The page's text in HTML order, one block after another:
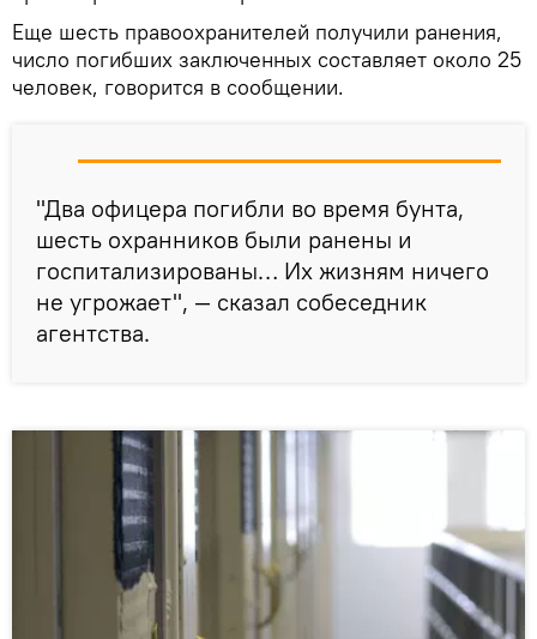
Еще шесть правоохранителей получили ранения,
число погибших заключенных составляет около 25
человек, говорится в сообщении.
"Два офицера погибли во время бунта,
шесть охранников были ранены и
госпитализированы… Их жизням ничего
не угрожает", — сказал собеседник
агентства.